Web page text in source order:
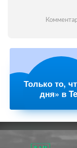
Только то,
дня» в